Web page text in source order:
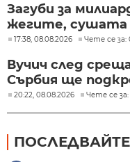
Загуби за
жегите, сушата
17:38, 08.08.2026 Чете се за:
Вучич след
Сърбия ще
20:22, 08.08.2026 Чете се за: